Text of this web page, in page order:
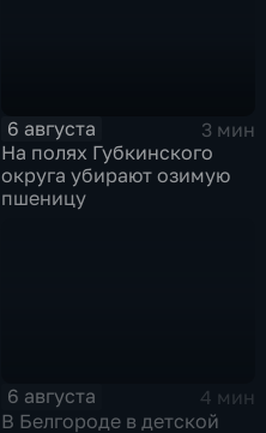
6 августа
3 мин
На полях Губкинского
округа убирают озимую
пшеницу
6 августа
4 мин
В Белгороде в детской